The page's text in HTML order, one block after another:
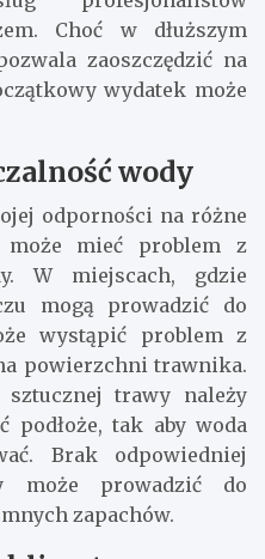
Choć w dłuższym
zaoszczędzić na
wydatek może
wody
odporności na różne
może mieć problem z
W miejscach, gdzie
mogą prowadzić do
wystąpić problem z
powierzchni trawnika.
trawy należy
podłoże, tak aby woda
Brak odpowiedniej
może prowadzić do
zapachów.